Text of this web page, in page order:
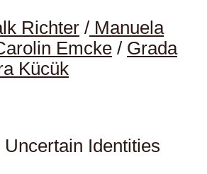
Richter / Manuela
Emcke / Grada
Kücük